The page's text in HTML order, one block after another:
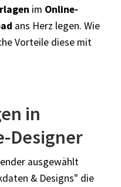
im Online-
ans Herz legen. Wie
Vorteile diese mit
in
Designer
ausgewählt
& Designs" die